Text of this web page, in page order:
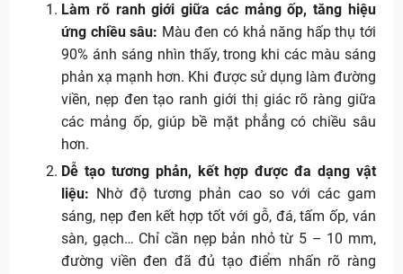
Làm rõ ranh giới giữa các mảng ốp, tăng hiệu
ứng chiều sâu: Màu đen có khả năng hấp thụ tới
90% ánh sáng nhìn thấy, trong khi các màu sáng
phản xạ mạnh hơn. Khi được sử dụng làm đường
viền, nẹp đen tạo ranh giới thị giác rõ ràng giữa
các mảng ốp, giúp bề mặt phẳng có chiều sâu
hơn.
Dễ tạo tương phản, kết hợp được đa dạng vật
liệu: Nhờ độ tương phản cao so với các gam
sáng, nẹp đen kết hợp tốt với gỗ, đá, tấm ốp, ván
sàn, gạch… Chỉ cần nẹp bản nhỏ từ 5 – 10 mm,
đường viền đen đã đủ tạo điểm nhấn rõ ràng